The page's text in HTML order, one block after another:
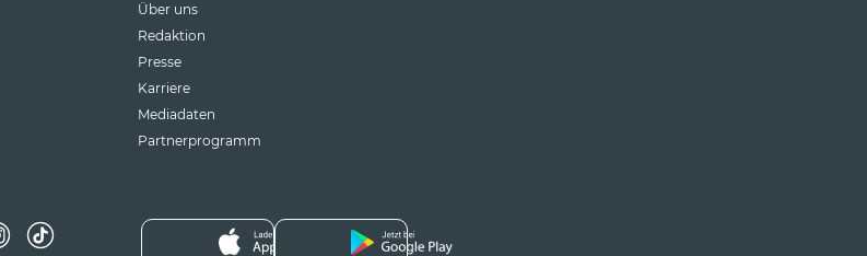
Über uns
Redaktion
Presse
Karriere
Mediadaten
Partnerprogramm